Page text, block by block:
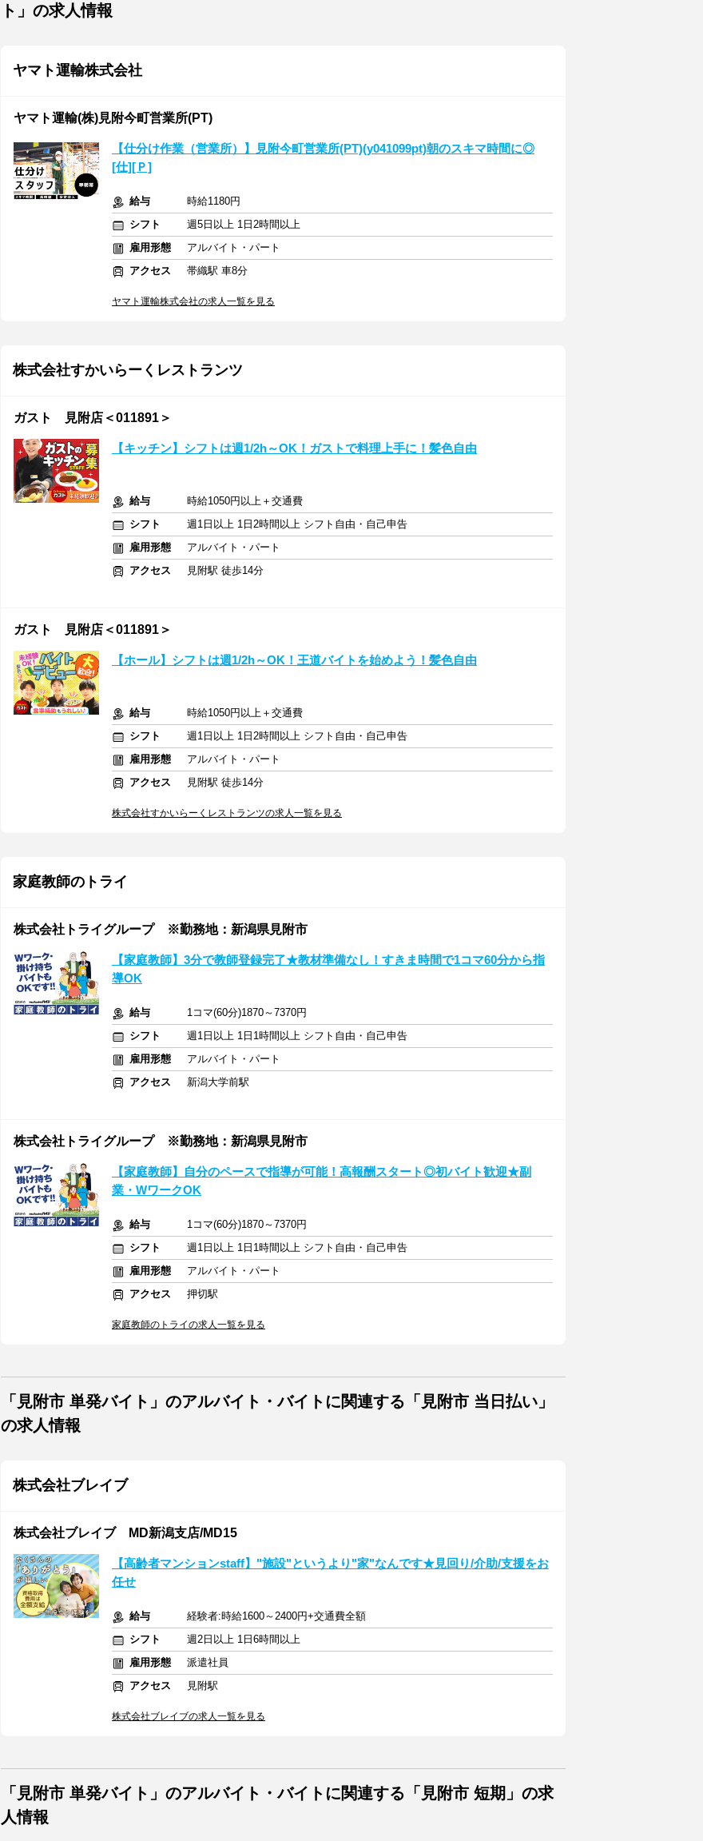
ト」の求人情報
ヤマト運輸株式会社
ヤマト運輸(株)見附今町営業所(PT)
【仕分け作業（営業所）】見附今町営業所(PT)(y041099pt)朝のスキマ時間に◎
[仕][Ｐ]
給与
時給1180円
シフト
週5日以上 1日2時間以上
雇用形態
アルバイト・パート
アクセス
帯織駅 車8分
ヤマト運輸株式会社の求人一覧を見る
株式会社すかいらーくレストランツ
ガスト 見附店＜011891＞
【キッチン】シフトは週1/2h～OK！ガストで料理上手に！髪色自由
給与
時給1050円以上＋交通費
シフト
週1日以上 1日2時間以上 シフト自由・自己申告
雇用形態
アルバイト・パート
アクセス
見附駅 徒歩14分
ガスト 見附店＜011891＞
【ホール】シフトは週1/2h～OK！王道バイトを始めよう！髪色自由
給与
時給1050円以上＋交通費
シフト
週1日以上 1日2時間以上 シフト自由・自己申告
雇用形態
アルバイト・パート
アクセス
見附駅 徒歩14分
株式会社すかいらーくレストランツの求人一覧を見る
家庭教師のトライ
株式会社トライグループ ※勤務地：新潟県見附市
【家庭教師】3分で教師登録完了★教材準備なし！すきま時間で1コマ60分から指
導OK
給与
1コマ(60分)1870～7370円
シフト
週1日以上 1日1時間以上 シフト自由・自己申告
雇用形態
アルバイト・パート
アクセス
新潟大学前駅
株式会社トライグループ ※勤務地：新潟県見附市
【家庭教師】自分のペースで指導が可能！高報酬スタート◎初バイト歓迎★副
業・WワークOK
給与
1コマ(60分)1870～7370円
シフト
週1日以上 1日1時間以上 シフト自由・自己申告
雇用形態
アルバイト・パート
アクセス
押切駅
家庭教師のトライの求人一覧を見る
「見附市 単発バイト」のアルバイト・バイトに関連する「見附市 当日払い」
の求人情報
株式会社ブレイブ
株式会社ブレイブ MD新潟支店/MD15
【高齢者マンションstaff】"施設"というより"家"なんです★見回り/介助/支援をお
任せ
給与
経験者:時給1600～2400円+交通費全額
シフト
週2日以上 1日6時間以上
雇用形態
派遣社員
アクセス
見附駅
株式会社ブレイブの求人一覧を見る
「見附市 単発バイト」のアルバイト・バイトに関連する「見附市 短期」の求
人情報